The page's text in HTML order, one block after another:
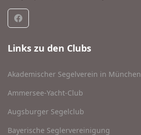
Links zu den Clubs
Akademischer Segelverein in München
Ammersee-Yacht-Club
Augsburger Segelclub
Bayerische Seglervereinigung